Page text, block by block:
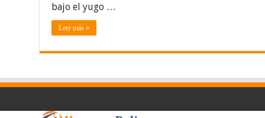
bajo el yugo …
Leer más »